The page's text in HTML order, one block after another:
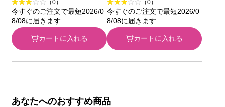
（0）
今すぐのご注文で最短2026/0
8/08に届きます
カートに入れる
ジャパン （0）
今すぐのご注文で最短2026/0
8/08に届きます
カートに入れる
あなたへのおすすめ商品